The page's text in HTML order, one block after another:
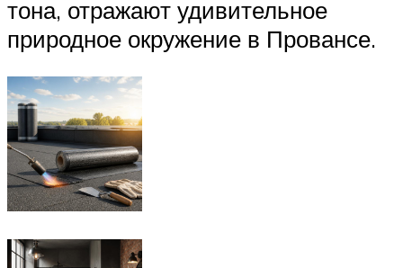
тона, отражают удивительное
природное окружение в Провансе.